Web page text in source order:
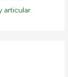
articular